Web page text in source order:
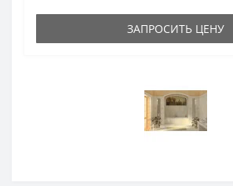
ЗАПРОСИТЬ ЦЕНУ